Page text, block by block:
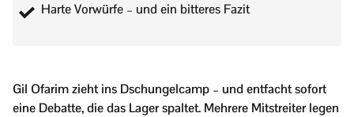
Harte Vorwürfe – und ein bitteres Fazit
Gil Ofarim zieht ins Dschungelcamp – und entfacht sofort
eine Debatte, die das Lager spaltet. Mehrere Mitstreiter legen